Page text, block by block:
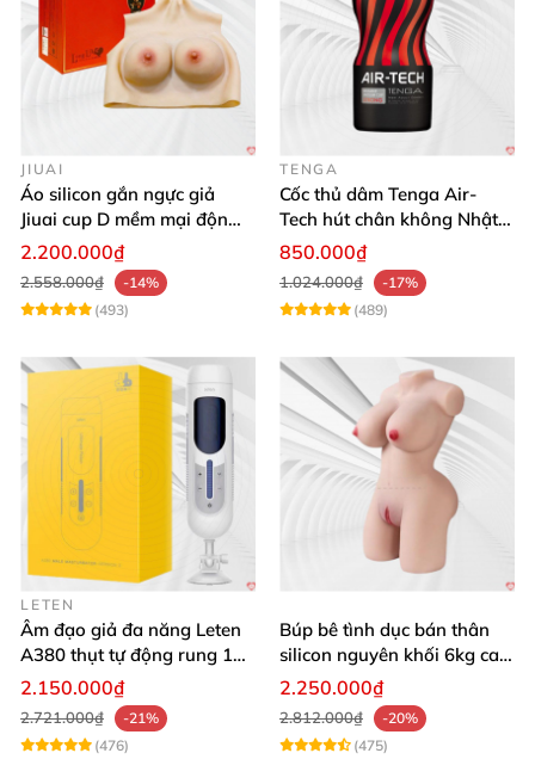
JIUAI
Áo silicon gắn ngực giả
Jiuai cup D mềm mại độn
ngực tự nhiên cho nam
2.200.000₫
2.558.000₫
-14%
(493)
TENGA
Cốc thủ dâm Tenga Air-
Tech hút chân không Nhật
Bản, silicone an toàn
850.000₫
1.024.000₫
-17%
(489)
LETEN
Âm đạo giả đa năng Leten
A380 thụt tự động rung 10
chế độ
2.150.000₫
2.721.000₫
-21%
(476)
Búp bê tình dục bán thân
silicon nguyên khối 6kg cao
cấp giá rẻ
2.250.000₫
2.812.000₫
-20%
(475)